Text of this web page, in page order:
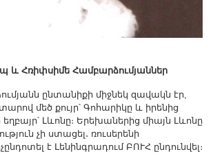
և Հռիփսիմե Համբարձումյաններ
ընտանիքի միջնեկ զավակն էր,
մեծ քույր՝ Գոհարիկը և իրենից
Լևոնը։ Երեխաներից միայն Լևոնը
չի ստացել․ ռուսերենի
է Լենինգրադում ԲՈՒՀ ընդունվել։